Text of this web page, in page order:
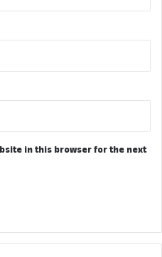
in this browser for the next